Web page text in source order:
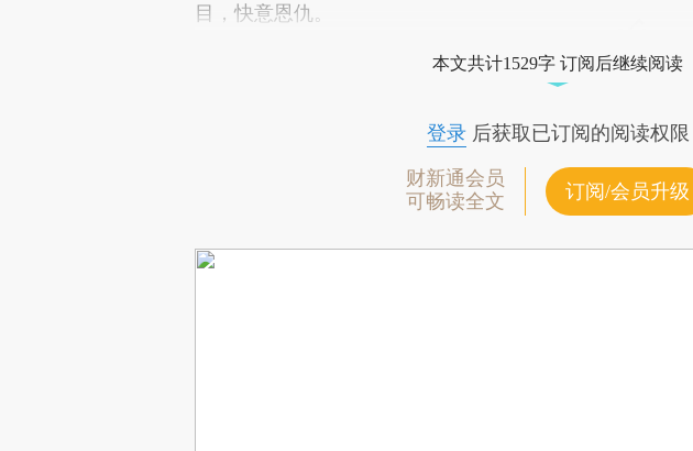
目，快意恩仇。
本文共计1529字 订阅后继续阅读
登录后获取已订阅的阅读权限
财新通会员
可畅读全文
订阅/会员升级